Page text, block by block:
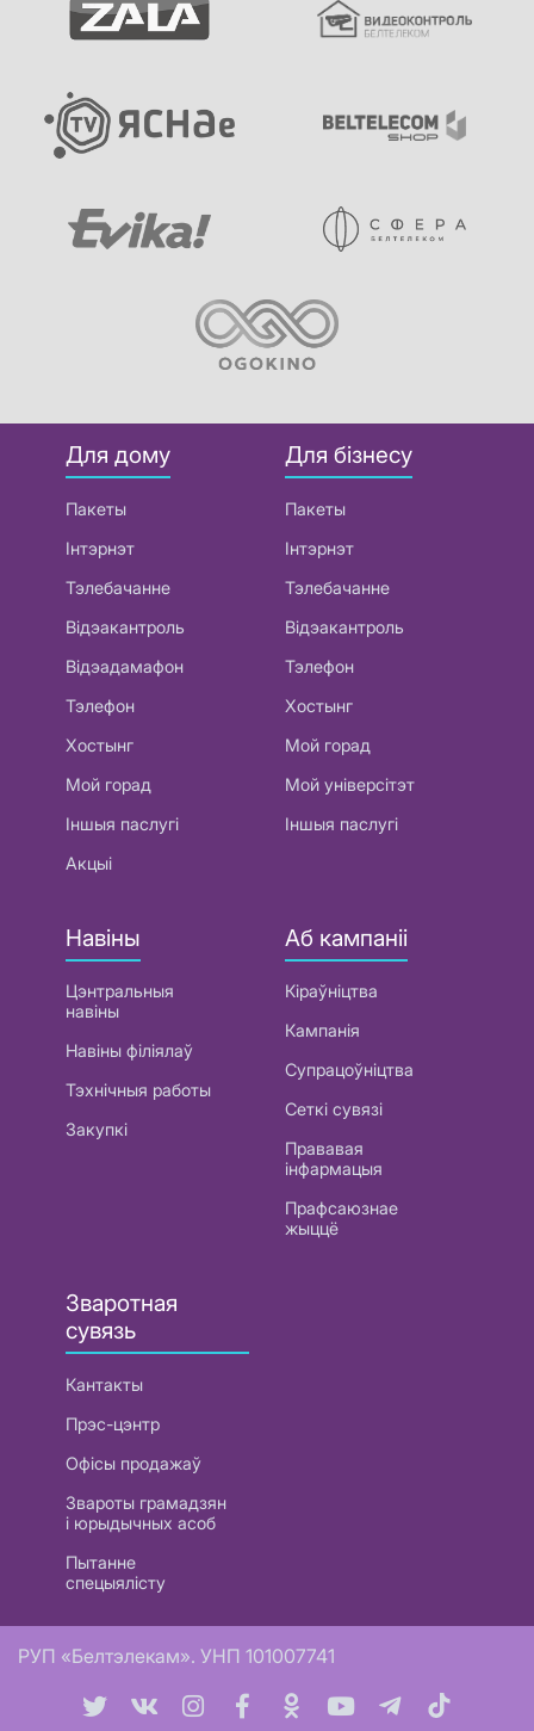
Для дому
Пакеты
Інтэрнэт
Тэлебачанне
Відэакантроль
Відэадамафон
Тэлефон
Хостынг
Мой горад
Іншыя паслугі
Акцыі
Для бізнесу
Пакеты
Інтэрнэт
Тэлебачанне
Відэакантроль
Тэлефон
Хостынг
Мой горад
Мой універсітэт
Іншыя паслугі
Навіны
Цэнтральныя
навіны
Навіны філіялаў
Тэхнічныя работы
Закупкі
Аб кампаніі
Кіраўніцтва
Кампанія
Супрацоўніцтва
Сеткі сувязі
Прававая
інфармацыя
Прафсаюзнае
жыццё
Зваротная
сувязь
Кантакты
Прэс-цэнтр
Офісы продажаў
Звароты грамадзян
і юрыдычных асоб
Пытанне
спецыялісту
РУП «Белтэлекам». УНП 101007741